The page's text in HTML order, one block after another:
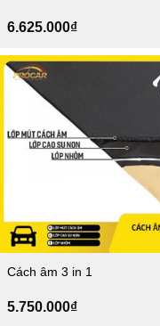
6.625.000₫
Cách âm 3 in 1
5.750.000₫